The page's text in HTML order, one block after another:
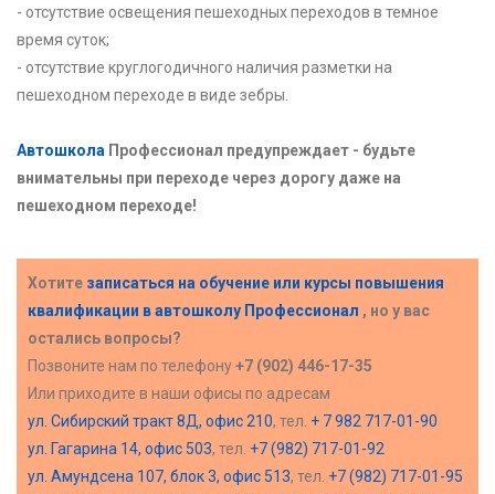
- отсутствие освещения пешеходных переходов в темное
время суток;
- отсутствие круглогодичного наличия разметки на
пешеходном переходе в виде зебры.
Автошкола Профессионал предупреждает - будьте
внимательны при переходе через дорогу даже на
пешеходном переходе!
Хотите записаться на обучение или курсы повышения
квалификации вавтошколу Профессионал , но у вас
остались вопросы?
Позвоните нам по телефону+7 (902) 446-17-35
Или приходите в наши офисы по адресам
ул. Сибирский тракт 8Д, офис 210, тел. + 7 982 717-01-90
ул. Гагарина 14, офис 503, тел. +7 (982) 717-01-92
ул. Амундсена 107, блок 3, офис 513, тел. +7 (982) 717-01-95